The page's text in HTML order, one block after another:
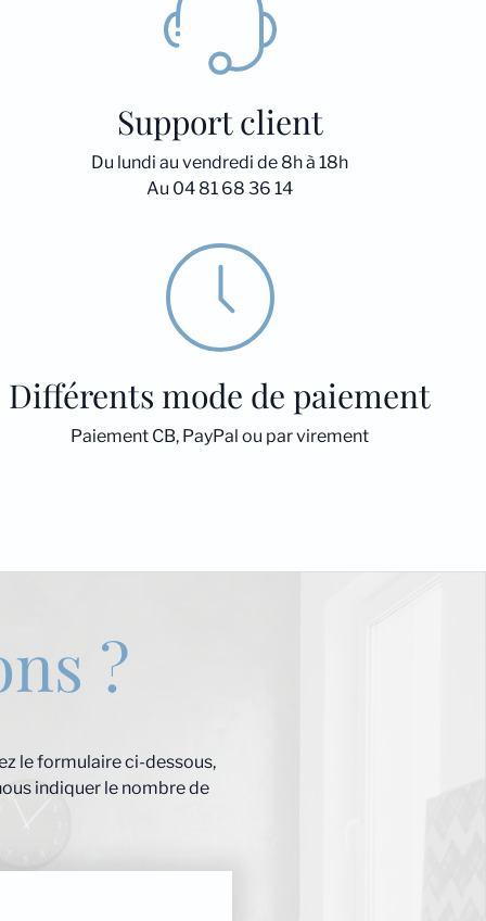
Support client
Du lundi au vendredi de 8h à 18h
Au 04 81 68 36 14
Différents mode de paiement
Paiement CB, PayPal ou par virement
?
le formulaire ci-dessous,
indiquer le nombre de